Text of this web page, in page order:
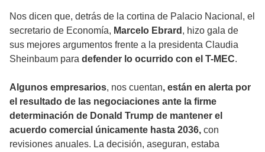
Nos dicen que, detrás de la cortina de Palacio Nacional, el
secretario de Economía, Marcelo Ebrard , hizo gala de
sus mejores argumentos frente a la presidenta Claudia
Sheinbaum para defender lo ocurrido con el T-MEC.
Algunos empresarios, nos cuentan, están en alerta por
el resultado de las negociaciones ante la firme
determinación de Donald Trump de mantener el
acuerdo comercial únicamente hasta 2036, con
revisiones anuales. La decisión, aseguran, estaba